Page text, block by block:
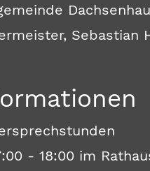
Sebastian
- 18:00 im